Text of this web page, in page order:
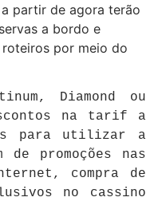
partir de agora terão
a bordo e
por meio do
Diamond ou
na tarif a
para utilizar a
promoções nas
compra de
no cassino